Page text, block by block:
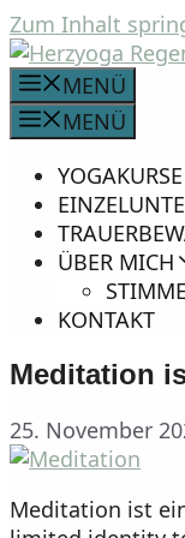
Zum Inhalt
MENÜ
MENÜ
YOGAKURSE
ÜBER MICH
KONTAKT
Meditation
25. November
Meditation ist